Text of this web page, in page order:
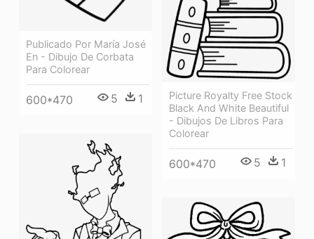
Publicado Por María José
En - Dibujo De Corbata
Para Colorear
600*470 5 1
Picture Royalty Free Stock
Black And White Beautiful
- Dibujos De Libros Para
Colorear
600*470 5 1